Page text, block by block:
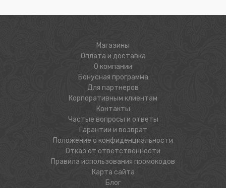
Магазины
Оплата и доставка
О компании
Бонусная программа
Для партнеров
Корпоративным клиентам
Контакты
Частые вопросы и ответы
Гарантии и возврат
Положение о конфиденциальности
Отказ от ответственности
Правила использования промокодов
Карта сайта
Блог